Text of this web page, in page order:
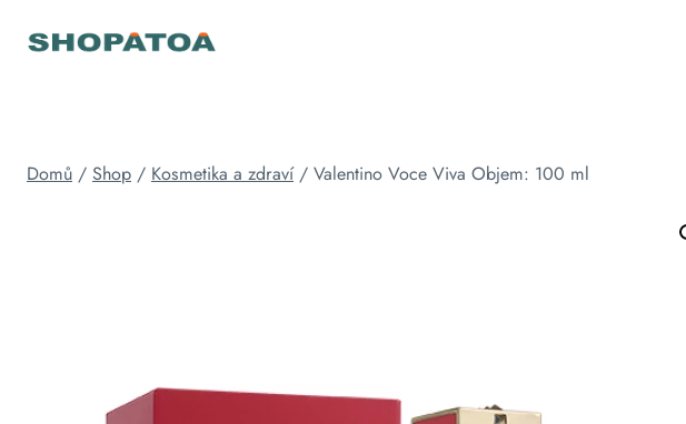
Domů / Shop / Kosmetika a zdraví / Valentino Voce Viva Objem: 100 ml